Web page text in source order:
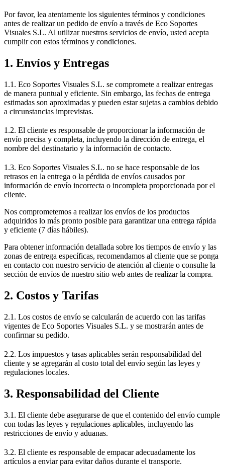
Por favor, lea atentamente los siguientes términos y condiciones
antes de realizar un pedido de envío a través de Eco Soportes
Visuales S.L. Al utilizar nuestros servicios de envío, usted acepta
cumplir con estos términos y condiciones.
1. Envíos y Entregas
1.1. Eco Soportes Visuales S.L. se compromete a realizar entregas
de manera puntual y eficiente. Sin embargo, las fechas de entrega
estimadas son aproximadas y pueden estar sujetas a cambios debido
a circunstancias imprevistas.
1.2. El cliente es responsable de proporcionar la información de
envío precisa y completa, incluyendo la dirección de entrega, el
nombre del destinatario y la información de contacto.
1.3. Eco Soportes Visuales S.L. no se hace responsable de los
retrasos en la entrega o la pérdida de envíos causados por
información de envío incorrecta o incompleta proporcionada por el
cliente.
Nos comprometemos a realizar los envíos de los productos
adquiridos lo más pronto posible para garantizar una entrega rápida
y eficiente (7 días hábiles).
Para obtener información detallada sobre los tiempos de envío y las
zonas de entrega específicas, recomendamos al cliente que se ponga
en contacto con nuestro servicio de atención al cliente o consulte la
sección de envíos de nuestro sitio web antes de realizar la compra.
2. Costos y Tarifas
2.1. Los costos de envío se calcularán de acuerdo con las tarifas
vigentes de Eco Soportes Visuales S.L. y se mostrarán antes de
confirmar su pedido.
2.2. Los impuestos y tasas aplicables serán responsabilidad del
cliente y se agregarán al costo total del envío según las leyes y
regulaciones locales.
3. Responsabilidad del Cliente
3.1. El cliente debe asegurarse de que el contenido del envío cumple
con todas las leyes y regulaciones aplicables, incluyendo las
restricciones de envío y aduanas.
3.2. El cliente es responsable de empacar adecuadamente los
artículos a enviar para evitar daños durante el transporte.